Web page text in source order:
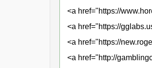
<a href="https://
<a href="https://
<a href="https://
<a href="http://